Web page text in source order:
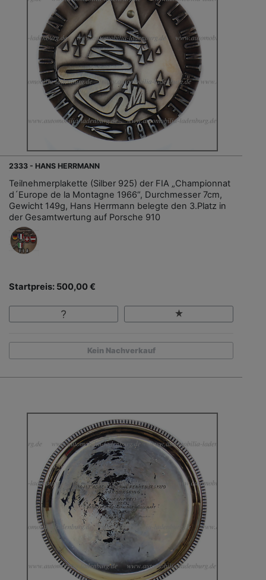
2333 - HANS HERRMANN
Teilnehmerplakette (Silber 925) der FIA „Championnat
d´Europe de la Montagne 1966“, Durchmesser 7cm,
Gewicht 149g, Hans Herrmann belegte den 3.Platz in
der Gesamtwertung auf Porsche 910
Startpreis: 500,00 €
Kein Nachverkauf